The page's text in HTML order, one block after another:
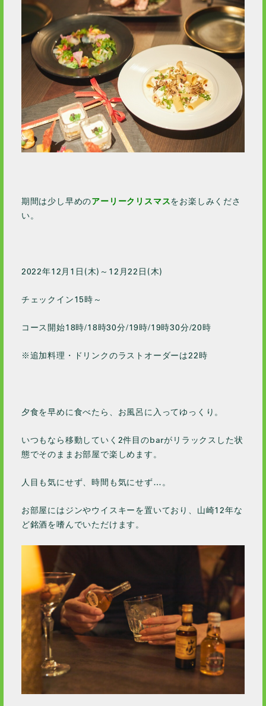
期間は少し早めのアーリークリスマスをお楽しみくださ
い。
2022年12月1日(木)～12月22日(木)
チェックイン15時～
コース開始18時/18時30分/19時/19時30分/20時
※追加料理・ドリンクのラストオーダーは22時
夕食を早めに食べたら、お風呂に入ってゆっくり。
いつもなら移動していく2件目のbarがリラックスした状
態でそのままお部屋で楽しめます。
人目も気にせず、時間も気にせず…。
お部屋にはジンやウイスキーを置いており、山崎12年な
ど銘酒を嗜んでいただけます。